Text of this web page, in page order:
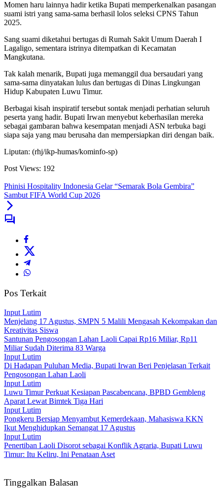
Momen haru lainnya hadir ketika Bupati memperkenalkan pasangan
suami istri yang sama-sama berhasil lolos seleksi CPNS Tahun
2025.
Sang suami diketahui bertugas di Rumah Sakit Umum Daerah I
Lagaligo, sementara istrinya ditempatkan di Kecamatan
Mangkutana.
Tak kalah menarik, Bupati juga memanggil dua bersaudari yang
sama-sama dinyatakan lulus dan bertugas di Dinas Lingkungan
Hidup Kabupaten Luwu Timur.
Berbagai kisah inspiratif tersebut sontak menjadi perhatian seluruh
peserta yang hadir. Bupati Irwan menyebut keberhasilan mereka
sebagai gambaran bahwa kesempatan menjadi ASN terbuka bagi
siapa saja yang mau berusaha dan mempersiapkan diri dengan baik.
Liputan: (rhj/ikp-humas/kominfo-sp)
Post Views: 192
Phinisi Hospitality Indonesia Gelar “Semarak Bola Gembira”
Sambut FIFA World Cup 2026
Pos Terkait
Input Lutim
Menjelang 17 Agustus, SMPN 5 Malili Mengasah Kekompakan dan
Kreativitas Siswa
Santunan Pengosongan Lahan Laoli Capai Rp16 Miliar, Rp11
Miliar Sudah Diterima 83 Warga
Input Lutim
Di Hadapan Puluhan Media, Bupati Irwan Beri Penjelasan Terkait
Pengosongan Lahan Laoli
Input Lutim
Luwu Timur Perkuat Kesiapan Pascabencana, BPBD Gembleng
Aparat Lewat Bimtek Tiga Hari
Input Lutim
Pongkeru Bersiap Menyambut Kemerdekaan, Mahasiswa KKN
Ikut Menghidupkan Semangat 17 Agustus
Input Lutim
Penertiban Laoli Disorot sebagai Konflik Agraria, Bupati Luwu
Timur: Itu Keliru, Ini Penataan Aset
Tinggalkan Balasan